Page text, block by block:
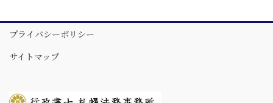
プライバシーポリシー
サイトマップ